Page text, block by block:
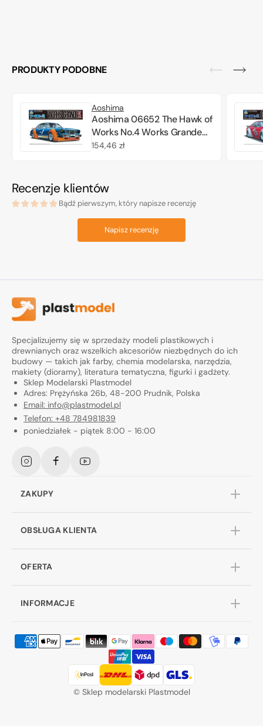
PRODUKTY PODOBNE
Aoshima
Aoshima 06652 The Hawk of
Works No.4 Works Grande
mark II 1/24
Cena
154,46 zł
Recenzje klientów
Bądź pierwszym, który napisze recenzję
Napisz recenzję
Specjalizujemy się w sprzedaży modeli plastikowych i
drewnianych oraz wszelkich akcesoriów niezbędnych do ich
budowy — takich jak farby, chemia modelarska, narzędzia,
makiety (dioramy), literatura tematyczna, figurki i gadżety.
Sklep Modelarski Plastmodel
Adres: Prężyńska 26b, 48-200 Prudnik, Polska
Email: info@plastmodel.pl
Telefon: +48 784981839
poniedziałek - piątek 8:00 - 16:00
InstagramFacebookYouTube
ZAKUPY
OBSŁUGA KLIENTA
OFERTA
INFORMACJE
© Sklep modelarski Plastmodel